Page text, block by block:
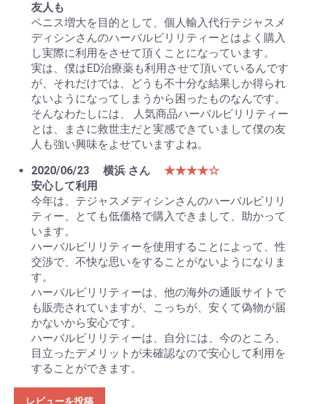
友人も
ペニス増大を目的として、個人輸入代行テジャスメ
ディシンさんのハーバルビリリティーとはよく購入
し実際に利用をさせて頂くことになっています。
実は、僕はED治療薬も利用させて頂いているんです
が、それだけでは、どうも不十分な結果しか得られ
ないようになってしまうから困ったものなんです。
そんなわたしには、 人気商品ハーバルビリリティー
とは、まさに救世主だと実感できていまして僕の友
人も強い興味をよせていますよね。
2020/06/23
横浜 さん
★★★★☆
安心して利用
今年は、テジャスメディシンさんのハーバルビリリ
ティー、とても低価格で購入できまして、助かって
います。
ハーバルビリリティーを使用することによって、性
交渉で、不快な思いをすることがないようになりま
す。
ハーバルビリリティーは、他の海外の通販サイトで
も販売されていますが、こっちが、安くて偽物が届
かないから安心です。
ハーバルビリリティーは、自分には、今のところ、
目立ったデメリットが未確認なので安心して利用を
することができます。
レビューを投稿